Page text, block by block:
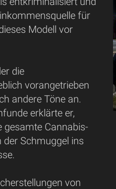
für
Modell vor
die
vorangetrieben
andere Töne an.
erklärte er,
gesamte Cannabis-
der Schmuggel ins
von